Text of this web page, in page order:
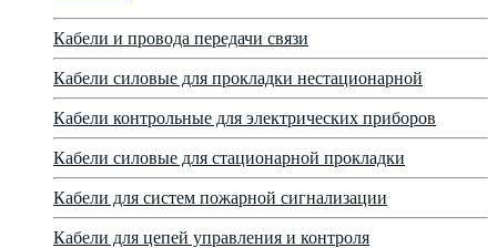
Кабели и провода передачи связи
Кабели силовые для прокладки нестационарной
Кабели контрольные для электрических приборов
Кабели силовые для стационарной прокладки
Кабели для систем пожарной сигнализации
Кабели для цепей управления и контроля